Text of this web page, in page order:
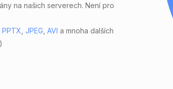
na našich serverech. Není pro
PPTX JPEG AVI a mnoha dalších
)